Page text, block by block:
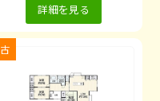
詳細を見る